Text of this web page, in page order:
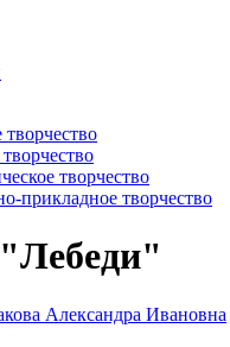
творчество
прикладное творчество
Александра Ивановна